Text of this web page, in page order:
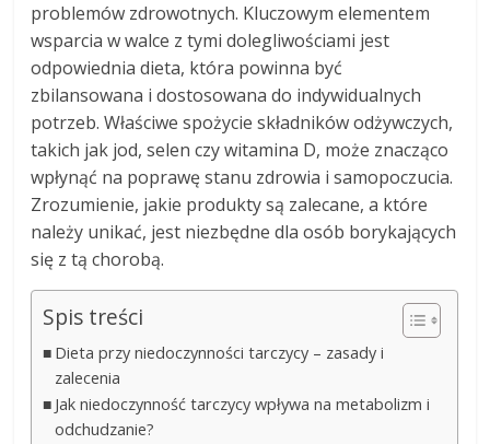
problemów zdrowotnych. Kluczowym elementem
wsparcia w walce z tymi dolegliwościami jest
odpowiednia dieta, która powinna być
zbilansowana i dostosowana do indywidualnych
potrzeb. Właściwe spożycie składników odżywczych,
takich jak jod, selen czy witamina D, może znacząco
wpłynąć na poprawę stanu zdrowia i samopoczucia.
Zrozumienie, jakie produkty są zalecane, a które
należy unikać, jest niezbędne dla osób borykających
się z tą chorobą.
Spis treści
Dieta przy niedoczynności tarczycy – zasady i
zalecenia
Jak niedoczynność tarczycy wpływa na metabolizm i
odchudzanie?